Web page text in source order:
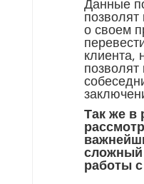
Данные
позволят
о своем
клиента,
Так же в
сложный
работы